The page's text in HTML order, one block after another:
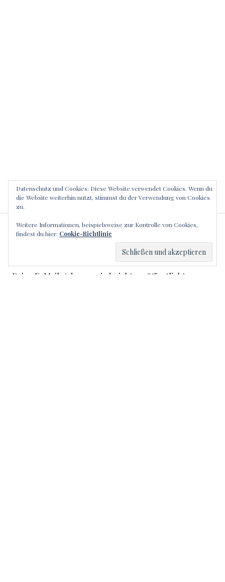
SCHREIBE EINEN
Deine E-Mail-Adresse wird nicht veröffentlicht.
Datenschutz und Cookies: Diese Website verwendet Cookies. Wenn du
die Website weiterhin nutzt, stimmst du der Verwendung von Cookies
zu.
Weitere Informationen, beispielsweise zur Kontrolle von Cookies,
findest du hier: Cookie-Richtlinie